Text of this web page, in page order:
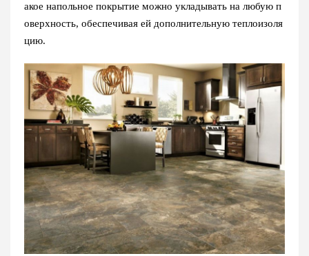
акое напольное покрытие можно укладывать на любую п
оверхность, обеспечивая ей дополнительную теплоизоля
цию.